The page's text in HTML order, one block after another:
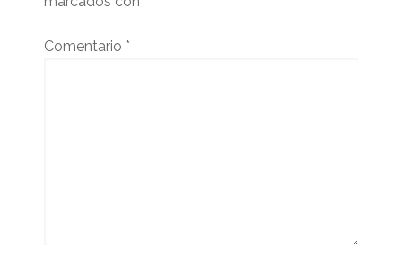
Comentario *